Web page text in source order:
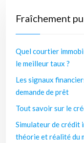
Fraîchement
Quel courtier
le meilleur taux ?
Les signaux
demande de prêt
Tout savoir sur le
Simulateur de crédit
théorie et réalité du